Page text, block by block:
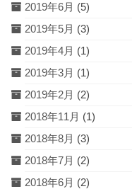
2019年6月 (5)
2019年5月 (3)
2019年4月 (1)
2019年3月 (1)
2019年2月 (2)
2018年11月 (1)
2018年8月 (3)
2018年7月 (2)
2018年6月 (2)